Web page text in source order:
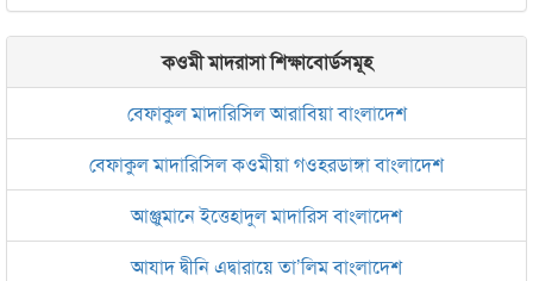
কওমী মাদরাসা শিক্ষাবোর্ডসমূহ
বেফাকুল মাদারিসিল আরাবিয়া বাংলাদেশ
বেফাকুল মাদারিসিল কওমীয়া গওহরডাঙ্গা বাংলাদেশ
আঞ্জুমানে ইত্তেহাদুল মাদারিস বাংলাদেশ
আযাদ দ্বীনি এদ্বারায়ে তা’লিম বাংলাদেশ